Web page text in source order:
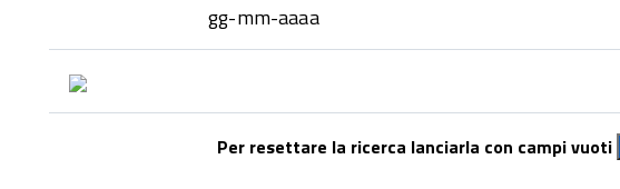
gg-mm-aaaa
Per resettare la ricerca lanciarla con campi vuoti